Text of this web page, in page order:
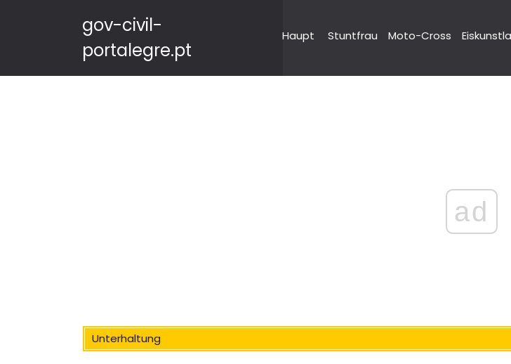
gov-civil-
portalegre.pt
Haupt Stuntfrau Moto-Cross
ad
Unterhaltung